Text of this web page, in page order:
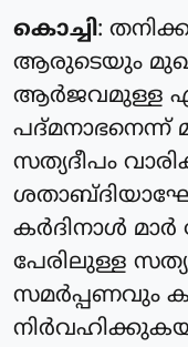
കൊച്ചി:
ആരുടെയും
ആർജവമുള്ള
പദ്മനാഭനെന്ന്
സത്യദീപം
കർദിനാൾ മാർ
പേരിലുള്ള
സമർപ്പണവും